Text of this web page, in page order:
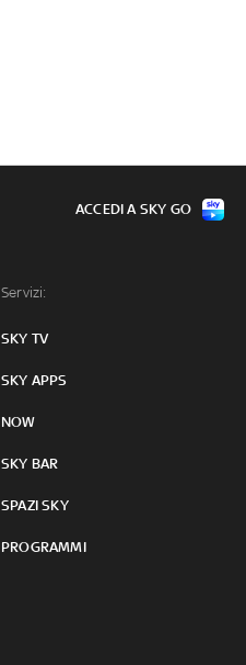
Servizi:
SKY TV
SKY APPS
NOW
SKY BAR
SPAZI SKY
PROGRAMMI
ACCEDI A SKY GO